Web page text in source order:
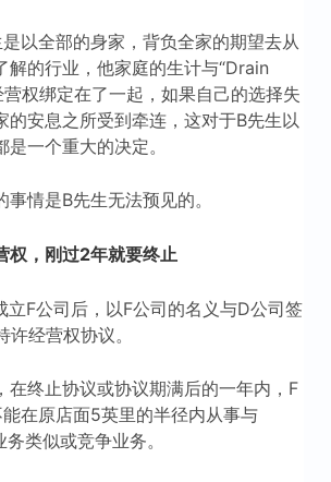
以全部的身家，背负全家的期望去从
解的行业，他家庭的生计与“Drain
权绑定在了一起，如果自己的选择失
的安息之所受到牵连，这对于B先生以
一个重大的决定。
情是B先生无法预见的。
权，刚过2年就要终止
立F公司后，以F公司的名义与D公司签
经营权协议。
在终止协议或协议期满后的一年内，F
在原店面5英里的半径内从事与
类似或竞争业务。